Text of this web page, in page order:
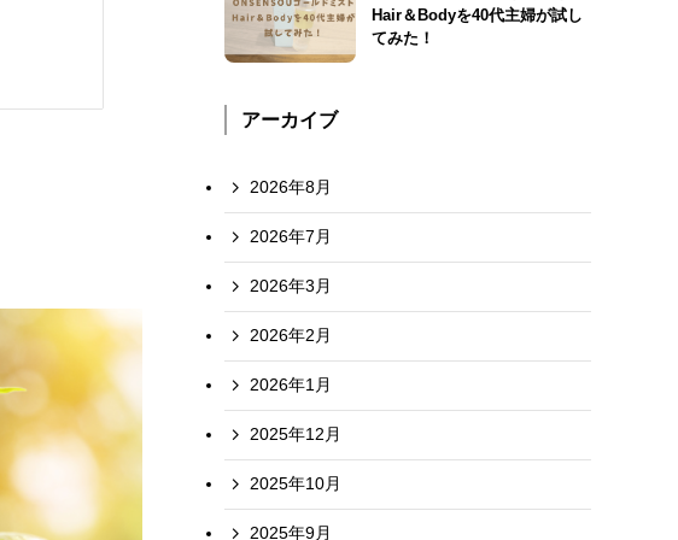
Hair＆Bodyを40代主婦が試し
てみた！
アーカイブ
2026年8月
2026年7月
2026年3月
2026年2月
2026年1月
2025年12月
2025年10月
2025年9月